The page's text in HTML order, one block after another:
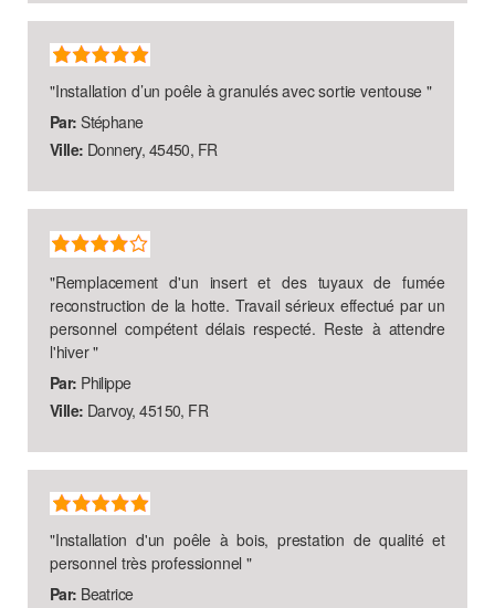
"Installation d’un poêle à granulés avec sortie ventouse"
Par: Stéphane
Ville: Donnery, 45450, FR
"Remplacement d'un insert et des tuyaux de fumée
reconstruction de la hotte. Travail sérieux effectué par un
personnel compétent délais respecté. Reste à attendre
l'hiver"
Par: Philippe
Ville: Darvoy, 45150, FR
"Installation d'un poêle à bois, prestation de qualité et
personnel très professionnel "
Par: Beatrice